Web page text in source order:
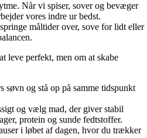
Når vi spiser, sover og bevæger
vores indre ur bedst.
måltider over, sove for lidt eller
leve perfekt, men om at skabe
søvn og stå op på samme tidspunkt
og vælg mad, der giver stabil
protein og sunde fedtstoffer.
i løbet af dagen, hvor du trækker